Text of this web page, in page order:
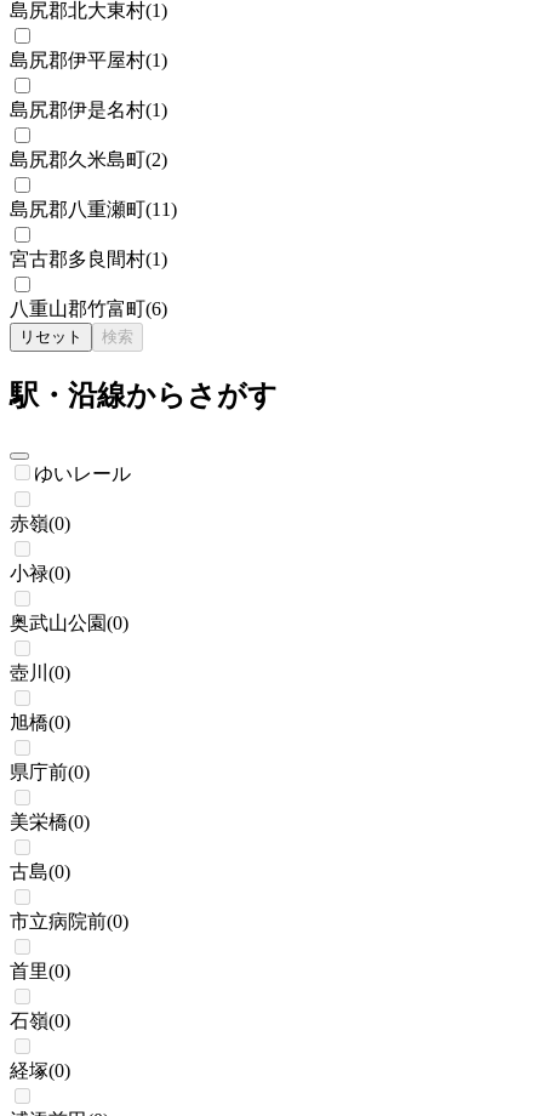
島尻郡北大東村(1)
島尻郡伊平屋村(1)
島尻郡伊是名村(1)
島尻郡久米島町(2)
島尻郡八重瀬町(11)
宮古郡多良間村(1)
八重山郡竹富町(6)
リセット 検索
駅・沿線からさがす
ゆいレール
赤嶺(0)
小禄(0)
奥武山公園(0)
壺川 (0)
旭橋(0)
県庁前(0)
美栄橋(0)
古島(0)
市立病院前(0)
首里(0)
石嶺(0)
経塚(0)